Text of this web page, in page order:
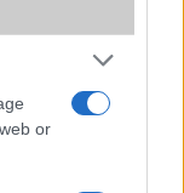
or
be a
3 lesz a jó